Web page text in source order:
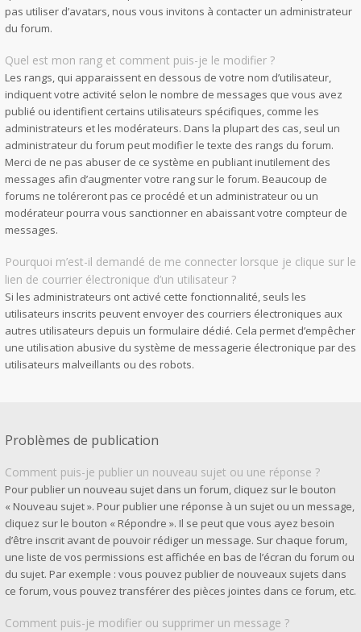
pas utiliser d’avatars, nous vous invitons à contacter un administrateur
du forum.
Quel est mon rang et comment puis-je le modifier ?
Les rangs, qui apparaissent en dessous de votre nom d’utilisateur,
indiquent votre activité selon le nombre de messages que vous avez
publié ou identifient certains utilisateurs spécifiques, comme les
administrateurs et les modérateurs. Dans la plupart des cas, seul un
administrateur du forum peut modifier le texte des rangs du forum.
Merci de ne pas abuser de ce système en publiant inutilement des
messages afin d’augmenter votre rang sur le forum. Beaucoup de
forums ne toléreront pas ce procédé et un administrateur ou un
modérateur pourra vous sanctionner en abaissant votre compteur de
messages.
Pourquoi m’est-il demandé de me connecter lorsque je clique sur le
lien de courrier électronique d’un utilisateur ?
Si les administrateurs ont activé cette fonctionnalité, seuls les
utilisateurs inscrits peuvent envoyer des courriers électroniques aux
autres utilisateurs depuis un formulaire dédié. Cela permet d’empêcher
une utilisation abusive du système de messagerie électronique par des
utilisateurs malveillants ou des robots.
Problèmes de publication
Comment puis-je publier un nouveau sujet ou une réponse ?
Pour publier un nouveau sujet dans un forum, cliquez sur le bouton
« Nouveau sujet ». Pour publier une réponse à un sujet ou un message,
cliquez sur le bouton « Répondre ». Il se peut que vous ayez besoin
d’être inscrit avant de pouvoir rédiger un message. Sur chaque forum,
une liste de vos permissions est affichée en bas de l’écran du forum ou
du sujet. Par exemple : vous pouvez publier de nouveaux sujets dans
ce forum, vous pouvez transférer des pièces jointes dans ce forum, etc.
Comment puis-je modifier ou supprimer un message ?